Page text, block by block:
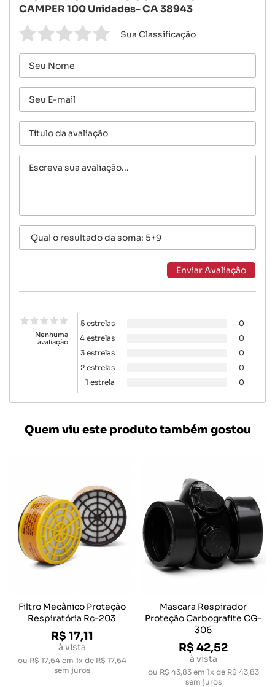
CAMPER 100 Unidades- CA 38943
Sua Classificação
Nenhuma
avaliação
5 estrelas
0
4 estrelas
0
3 estrelas
0
2 estrelas
0
1 estrela
0
Quem viu este produto também gostou
Filtro Mecânico Proteção
Respiratória Rc-203
R$ 17,11
à vista
ou R$ 17,64em 1x de R$ 17,64
sem juros
Mascara Respirador
Proteção Carbografite CG-
306
R$ 42,52
à vista
ou R$ 43,83em 1x de R$ 43,83
sem juros